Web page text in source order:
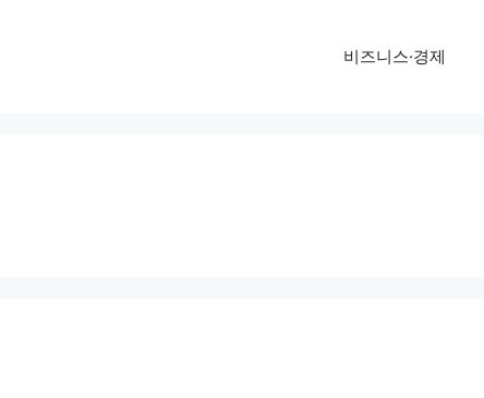
비즈니스·경제